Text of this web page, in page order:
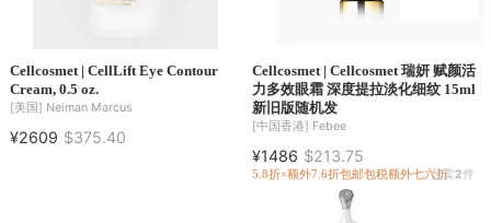
Cellcosmet | CellLift Eye Contour
Cream, 0.5 oz.
[美国] Neiman Marcus
¥2609 $375.40
Cellcosmet | Cellcosmet 瑞妍 赋颜活
力多效眼霜 深度提拉淡化细纹 15ml
新旧版随机发
[中国香港] Febee
¥1486 $213.75
5.8折×额外7.6折包邮包税额外七六折
已卖2件